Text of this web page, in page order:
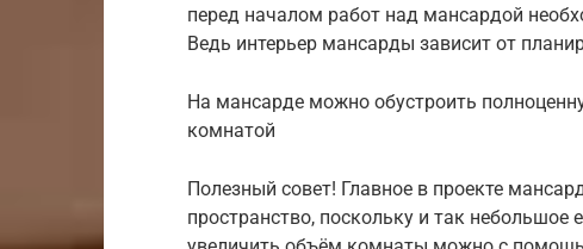
перед началом работ над мансардой
Ведь интерьер мансарды зависит от
На мансарде можно обустроить
комнатой
Полезный совет! Главное в проекте
пространство, поскольку и так